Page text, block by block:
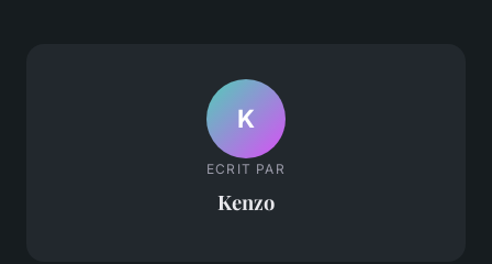
K
ECRIT PAR
Kenzo